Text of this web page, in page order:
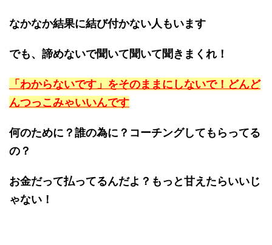
なかなか結果に結び付かない人もいます
でも、諦めないで聞いて聞いて聞きまくれ！
「わからないです」をそのままにしないで！どんど
んつっこみゃいいんです
何のために？誰の為に？コーチングしてもらってる
の？
お金だって払ってるんだよ？もっと甘えたらいいじ
ゃない！